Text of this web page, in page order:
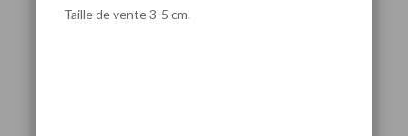
Taille de vente 3-5 cm.